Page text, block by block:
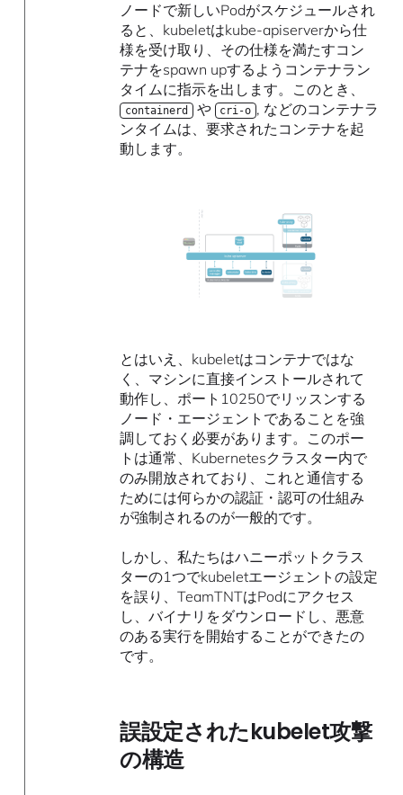
ノードで新しいPodがスケジュールされ
ると、kubeletはkube-apiserverから仕
様を受け取り、その仕様を満たすコン
テナをspawn upするようコンテナラン
タイムに指示を出します。このとき、
containerd や cri-o , などのコンテナラ
ンタイムは、要求されたコンテナを起
動します。
とはいえ、kubeletはコンテナではな
く、マシンに直接インストールされて
動作し、ポート10250でリッスンする
ノード・エージェントであることを強
調しておく必要があります。このポー
トは通常、Kubernetesクラスター内で
のみ開放されており、これと通信する
ためには何らかの認証・認可の仕組み
が強制されるのが一般的です。
しかし、私たちはハニーポットクラス
ターの1つでkubeletエージェントの設定
を誤り、TeamTNTはPodにアクセス
し、バイナリをダウンロードし、悪意
のある実行を開始することができたの
です。
誤設定されたkubelet攻撃
の構造